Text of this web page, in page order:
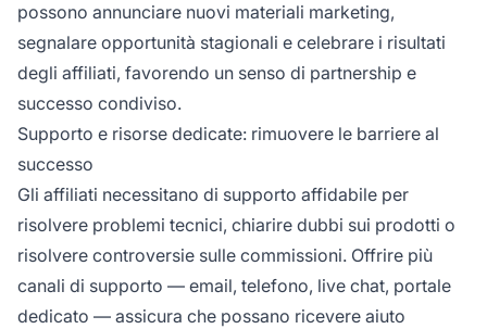
possono annunciare nuovi materiali marketing,
segnalare opportunità stagionali e celebrare i risultati
degli affiliati, favorendo un senso di partnership e
successo condiviso.
Supporto e risorse dedicate: rimuovere le barriere al
successo
Gli affiliati necessitano di supporto affidabile per
risolvere problemi tecnici, chiarire dubbi sui prodotti o
risolvere controversie sulle commissioni. Offrire più
canali di supporto — email, telefono, live chat, portale
dedicato — assicura che possano ricevere aiuto